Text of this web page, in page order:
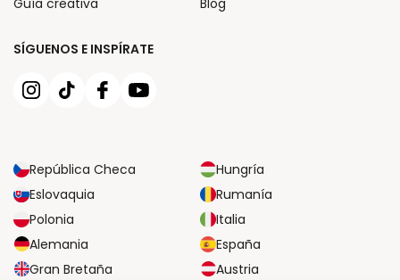
SÍGUENOS E INSPÍRATE
República Checa
Hungría
Eslovaquia
Rumanía
Polonia
Italia
Alemania
España
Gran Bretaña
Austria
Guía creativa
Blog